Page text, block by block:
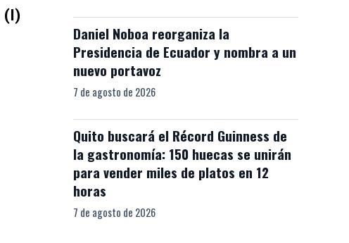
(I)
Daniel Noboa reorganiza la
Presidencia de Ecuador y nombra a un
nuevo portavoz
7 de agosto de 2026
Quito buscará el Récord Guinness de
la gastronomía: 150 huecas se unirán
para vender miles de platos en 12
horas
7 de agosto de 2026